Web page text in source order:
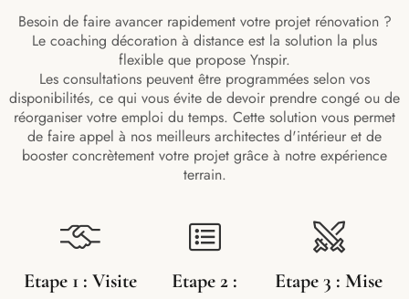
Besoin de faire avancer rapidement votre projet rénovation ?
Le coaching décoration à distance est la solution la plus
flexible que propose Ynspir.
Les consultations peuvent être programmées selon vos
disponibilités, ce qui vous évite de devoir prendre congé ou de
réorganiser votre emploi du temps. Cette solution vous permet
de faire appel à nos meilleurs architectes d'intérieur et de
booster concrètement votre projet grâce à notre expérience
terrain.
Etape 1 : Visite
Etape 2 :
Etape 3 : Mise